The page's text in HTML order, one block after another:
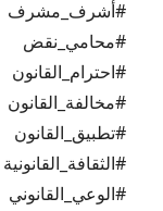
#أشرف_مشرف
#محامي_نقض
#احترام_القانون
#مخالفة_القانون
#تطبيق_القانون
#الثقافة_القانونية
#الوعي_القانوني